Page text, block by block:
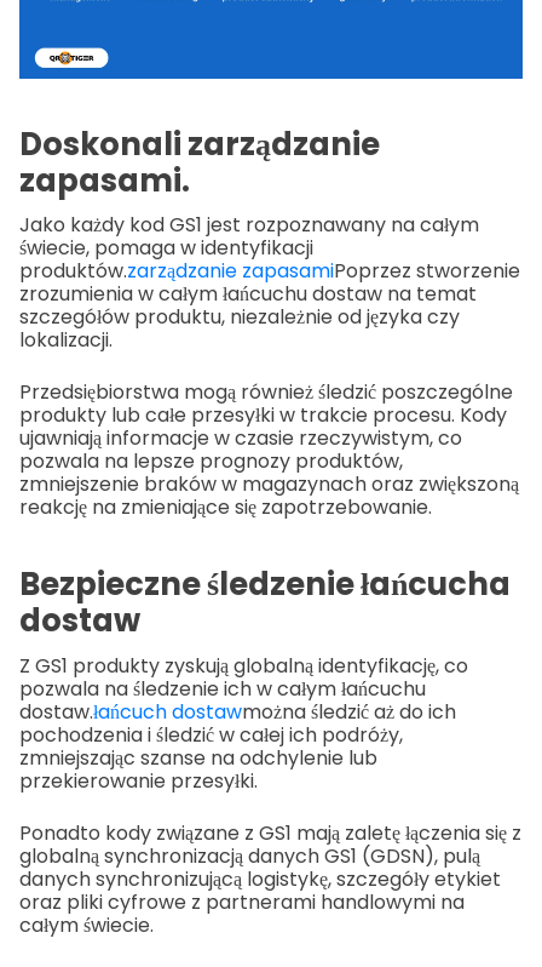
Doskonali zarządzanie
zapasami.
Jako każdy kod GS1 jest rozpoznawany na całym
świecie, pomaga w identyfikacji
produktów.zarządzanie zapasamiPoprzez stworzenie
zrozumienia w całym łańcuchu dostaw na temat
szczegółów produktu, niezależnie od języka czy
lokalizacji.
Przedsiębiorstwa mogą również śledzić poszczególne
produkty lub całe przesyłki w trakcie procesu. Kody
ujawniają informacje w czasie rzeczywistym, co
pozwala na lepsze prognozy produktów,
zmniejszenie braków w magazynach oraz zwiększoną
reakcję na zmieniające się zapotrzebowanie.
Bezpieczne śledzenie łańcucha
dostaw
Z GS1 produkty zyskują globalną identyfikację, co
pozwala na śledzenie ich w całym łańcuchu
dostaw.łańcuch dostawmożna śledzić aż do ich
pochodzenia i śledzić w całej ich podróży,
zmniejszając szanse na odchylenie lub
przekierowanie przesyłki.
Ponadto kody związane z GS1 mają zaletę łączenia się z
globalną synchronizacją danych GS1 (GDSN), pulą
danych synchronizującą logistykę, szczegóły etykiet
oraz pliki cyfrowe z partnerami handlowymi na
całym świecie.